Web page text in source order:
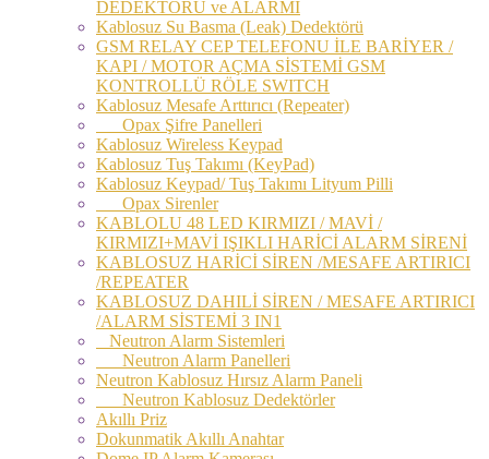
DEDEKTÖRÜ ve ALARMI
Kablosuz Su Basma (Leak) Dedektörü
GSM RELAY CEP TELEFONU İLE BARİYER /
KAPI / MOTOR AÇMA SİSTEMİ GSM
KONTROLLÜ RÖLE SWITCH
Kablosuz Mesafe Arttırıcı (Repeater)
Opax Şifre Panelleri
Kablosuz Wireless Keypad
Kablosuz Tuş Takımı (KeyPad)
Kablosuz Keypad/ Tuş Takımı Lityum Pilli
Opax Sirenler
KABLOLU 48 LED KIRMIZI / MAVİ /
KIRMIZI+MAVİ IŞIKLI HARİCİ ALARM SİRENİ
KABLOSUZ HARİCİ SİREN /MESAFE ARTIRICI
/REPEATER
KABLOSUZ DAHILİ SİREN / MESAFE ARTIRICI
/ALARM SİSTEMİ 3 IN1
Neutron Alarm Sistemleri
Neutron Alarm Panelleri
Neutron Kablosuz Hırsız Alarm Paneli
Neutron Kablosuz Dedektörler
Akıllı Priz
Dokunmatik Akıllı Anahtar